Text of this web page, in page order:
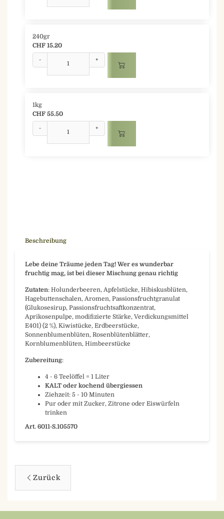
240gr
CHF 15.20
- +
1kg
CHF 55.50
- +
Beschreibung
Lebe deine Träume jeden Tag! Wer es wunderbar
fruchtig mag, ist bei dieser Mischung genau richtig
Zutaten: Holunderbeeren, Apfelstücke, Hibiskusblüten,
Hagebuttenschalen, Aromen, Passionsfruchtgranulat
(Glukosesirup, Passionsfruchtsaftkonzentrat,
Aprikosenpulpe, modifizierte Stärke, Verdickungsmittel
E401) (2 %), Kiwistücke, Erdbeerstücke,
Sonnenblumenblüten, Rosenblütenblätter,
Kornblumenblüten, Himbeerstücke
Zubereitung:
4 - 6 Teelöffel = 1 Liter
KALT oder kochend übergiessen
Ziehzeit: 5 - 10 Minuten
Pur oder mit Zucker, Zitrone oder Eiswürfeln
trinken
Art. 6011-S.105570
Zurück